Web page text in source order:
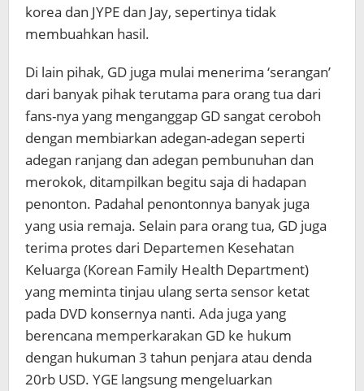
korea dan JYPE dan Jay, sepertinya tidak
membuahkan hasil.
Di lain pihak, GD juga mulai menerima ‘serangan’
dari banyak pihak terutama para orang tua dari
fans-nya yang menganggap GD sangat ceroboh
dengan membiarkan adegan-adegan seperti
adegan ranjang dan adegan pembunuhan dan
merokok, ditampilkan begitu saja di hadapan
penonton. Padahal penontonnya banyak juga
yang usia remaja. Selain para orang tua, GD juga
terima protes dari Departemen Kesehatan
Keluarga (Korean Family Health Department)
yang meminta tinjau ulang serta sensor ketat
pada DVD konsernya nanti. Ada juga yang
berencana memperkarakan GD ke hukum
dengan hukuman 3 tahun penjara atau denda
20rb USD. YGE langsung mengeluarkan